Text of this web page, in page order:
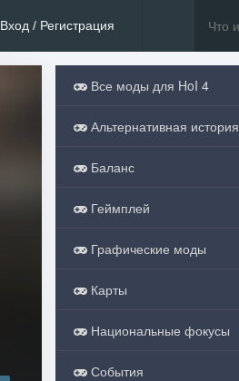
Вход / Регистрация
Все моды для HoI 4
Альтернативная история
Баланс
Геймплей
Графические моды
Карты
Национальные фокусы
События